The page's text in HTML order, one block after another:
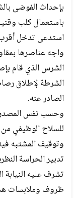
بإحداث الفوضى
باستعمال كلب
استدعى تدخل أقرب
واجه عناصرها
الشرس الذي قام
الشرطة لإطلاق
الصادر عنه.
وحسب نفس
للسلاح الوظيفي
وتوقيف المشتبه
تدبير الحراسة
تشرف عليه
ظروف وملابسات